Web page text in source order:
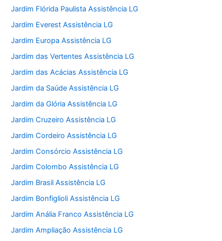
Jardim Flórida Paulista Assistência LG
Jardim Everest Assistência LG
Jardim Europa Assistência LG
Jardim das Vertentes Assistência LG
Jardim das Acácias Assistência LG
Jardim da Saúde Assistência LG
Jardim da Glória Assistência LG
Jardim Cruzeiro Assistência LG
Jardim Cordeiro Assistência LG
Jardim Consórcio Assistência LG
Jardim Colombo Assistência LG
Jardim Brasil Assistência LG
Jardim Bonfiglioli Assistência LG
Jardim Anália Franco Assistência LG
Jardim Ampliação Assistência LG